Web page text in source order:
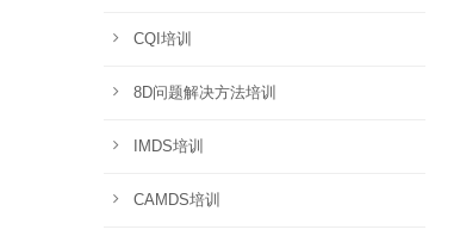
CQI培训
8D问题解决方法培训
IMDS培训
CAMDS培训